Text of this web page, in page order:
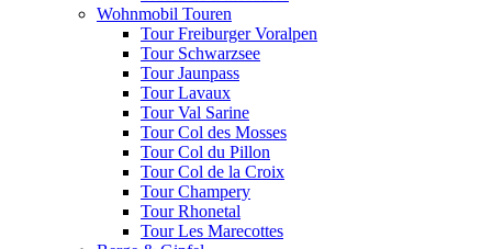
Wohnmobil Touren
Tour Freiburger Voralpen
Tour Schwarzsee
Tour Jaunpass
Tour Lavaux
Tour Val Sarine
Tour Col des Mosses
Tour Col du Pillon
Tour Col de la Croix
Tour Champery
Tour Rhonetal
Tour Les Marecottes